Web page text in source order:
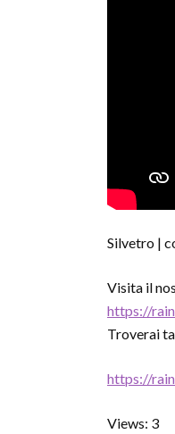
Silvetro |
Visita il
https://
Troverai
https://
Views: 3